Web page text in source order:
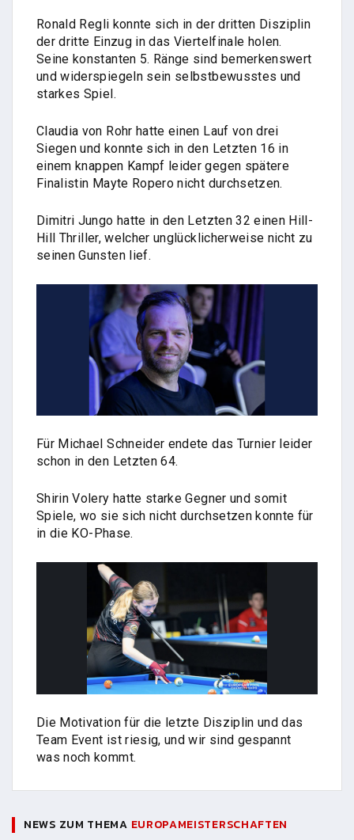
Ronald Regli konnte sich in der dritten Disziplin
der dritte Einzug in das Viertelfinale holen.
Seine konstanten 5. Ränge sind bemerkenswert
und widerspiegeln sein selbstbewusstes und
starkes Spiel.
Claudia von Rohr hatte einen Lauf von drei
Siegen und konnte sich in den Letzten 16 in
einem knappen Kampf leider gegen spätere
Finalistin Mayte Ropero nicht durchsetzen.
Dimitri Jungo hatte in den Letzten 32 einen Hill-
Hill Thriller, welcher unglücklicherweise nicht zu
seinen Gunsten lief.
Für Michael Schneider endete das Turnier leider
schon in den Letzten 64.
Shirin Volery hatte starke Gegner und somit
Spiele, wo sie sich nicht durchsetzen konnte für
in die KO-Phase.
Die Motivation für die letzte Disziplin und das
Team Event ist riesig, und wir sind gespannt
was noch kommt.
NEWS ZUM THEMA EUROPAMEISTERSCHAFTEN